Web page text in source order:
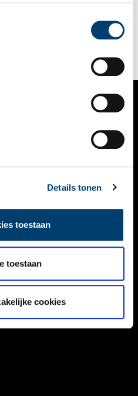
Details tonen
toestaan
toestaan
cookies